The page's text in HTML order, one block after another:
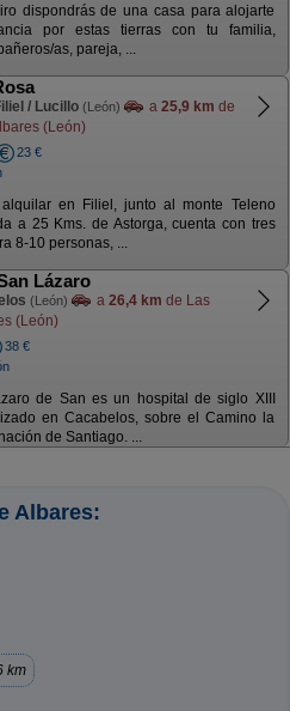
dispondrás de una casa para alojarte
por estas tierras con tu familia,
as, pareja, ...
/ Lucillo (León) a 25,9 km de
(León)
23 €
en Filiel, junto al monte Teleno
a 25 Kms. de Astorga, cuenta con tres
8-10 personas, ...
Lázaro
(León) a 26,4 km de Las
(León)
38 €
de San es un hospital de siglo XIII
en Cacabelos, sobre el Camino la
de Santiago. ...
Albares:
km